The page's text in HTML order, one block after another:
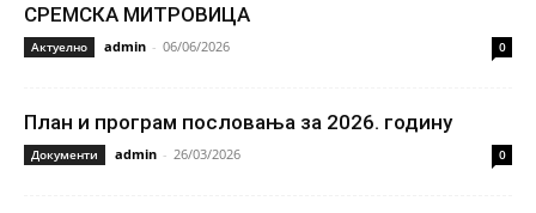
СРЕМСКА МИТРОВИЦА
Актуелно admin - 06/06/2026 0
План и програм пословања за 2026. годину
Документи admin - 26/03/2026 0